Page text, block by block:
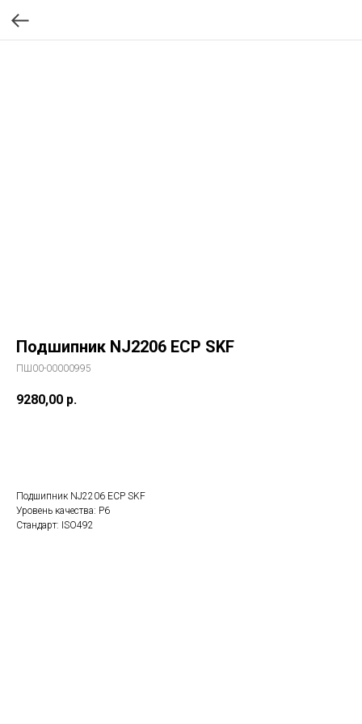
Подшипник NJ2206 ECP SKF
ПШ00-00000995
9280,00 р.
Подшипник NJ2206 ECP SKF
Уровень качества: P6
Стандарт: ISO492